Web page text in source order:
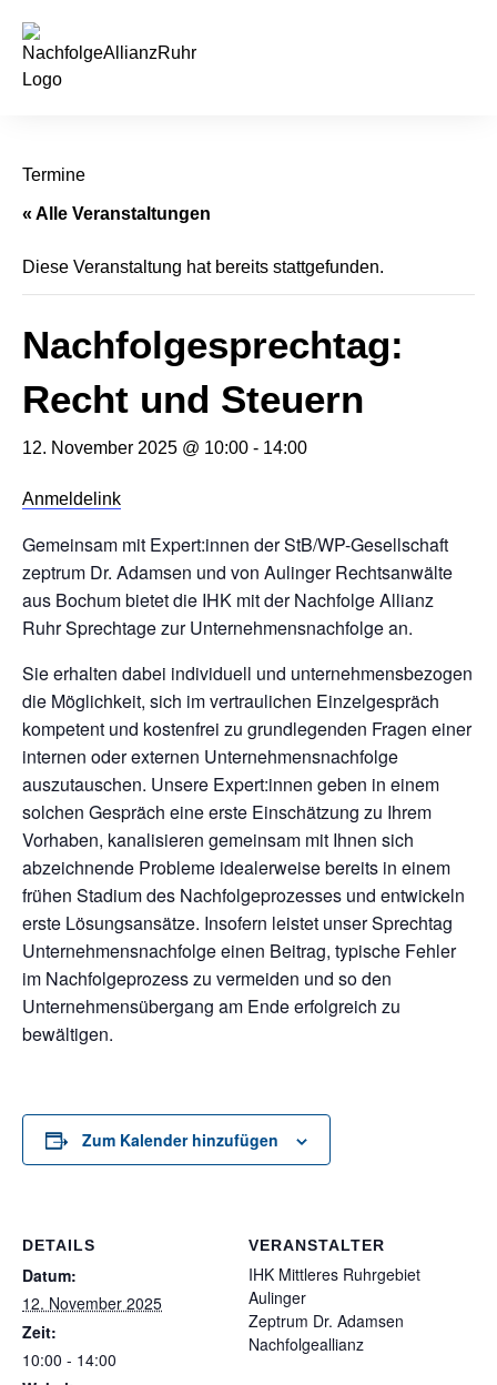
springen
Termine
« Alle Veranstaltungen
Diese Veranstaltung hat bereits stattgefunden.
Nachfolgesprechtag:
Recht und Steuern
12. November 2025 @ 10:00 - 14:00
Anmeldelink
Gemeinsam mit Expert:innen der StB/WP-Gesellschaft
zeptrum Dr. Adamsen und von Aulinger Rechtsanwälte
aus Bochum bietet die IHK mit der Nachfolge Allianz
Ruhr Sprechtage zur Unternehmensnachfolge an.
Sie erhalten dabei individuell und unternehmensbezogen
die Möglichkeit, sich im vertraulichen Einzelgespräch
kompetent und kostenfrei zu grundlegenden Fragen einer
internen oder externen Unternehmensnachfolge
auszutauschen. Unsere Expert:innen geben in einem
solchen Gespräch eine erste Einschätzung zu Ihrem
Vorhaben, kanalisieren gemeinsam mit Ihnen sich
abzeichnende Probleme idealerweise bereits in einem
frühen Stadium des Nachfolgeprozesses und entwickeln
erste Lösungsansätze. Insofern leistet unser Sprechtag
Unternehmensnachfolge einen Beitrag, typische Fehler
im Nachfolgeprozess zu vermeiden und so den
Unternehmensübergang am Ende erfolgreich zu
bewältigen.
Zum Kalender hinzufügen
DETAILS
Datum:
12. November 2025
Zeit:
10:00 - 14:00
VERANSTALTER
IHK Mittleres Ruhrgebiet
Aulinger
Zeptrum Dr. Adamsen
Nachfolgeallianz